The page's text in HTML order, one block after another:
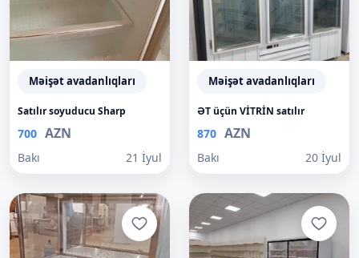
Məişət avadanlıqları
Satılır soyuducu Sharp
700 AZN
Bakı 21 İyul
Məişət avadanlıqları
ƏT üçün VİTRİN satılır
870 AZN
Bakı 20 İyul